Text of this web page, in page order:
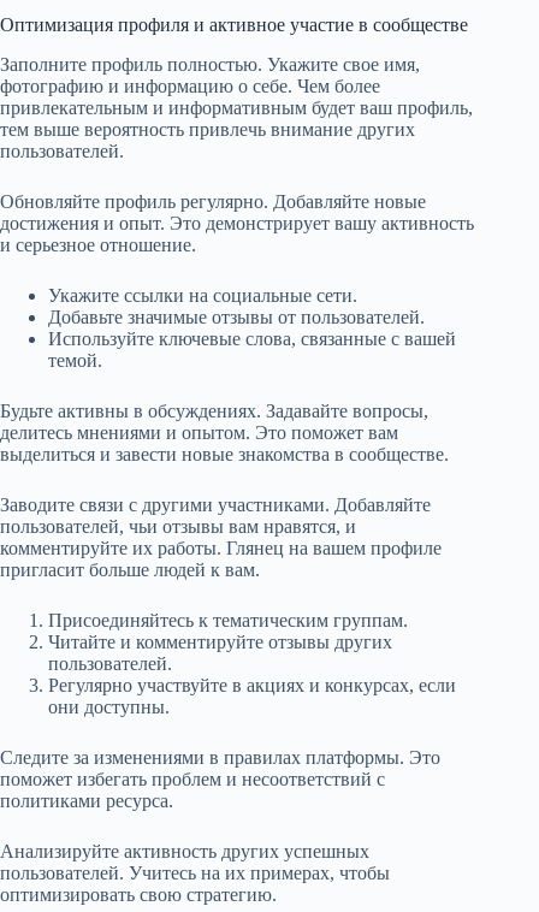
Оптимизация профиля и активное участие в сообществе
Заполните профиль полностью. Укажите свое имя,
фотографию и информацию о себе. Чем более
привлекательным и информативным будет ваш профиль,
тем выше вероятность привлечь внимание других
пользователей.
Обновляйте профиль регулярно. Добавляйте новые
достижения и опыт. Это демонстрирует вашу активность
и серьезное отношение.
Укажите ссылки на социальные сети.
Добавьте значимые отзывы от пользователей.
Используйте ключевые слова, связанные с вашей
темой.
Будьте активны в обсуждениях. Задавайте вопросы,
делитесь мнениями и опытом. Это поможет вам
выделиться и завести новые знакомства в сообществе.
Заводите связи с другими участниками. Добавляйте
пользователей, чьи отзывы вам нравятся, и
комментируйте их работы. Глянец на вашем профиле
пригласит больше людей к вам.
Присоединяйтесь к тематическим группам.
Читайте и комментируйте отзывы других
пользователей.
Регулярно участвуйте в акциях и конкурсах, если
они доступны.
Следите за изменениями в правилах платформы. Это
поможет избегать проблем и несоответствий с
политиками ресурса.
Анализируйте активность других успешных
пользователей. Учитесь на их примерах, чтобы
оптимизировать свою стратегию.